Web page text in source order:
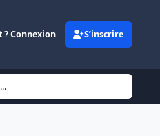
Connexion S’inscrire